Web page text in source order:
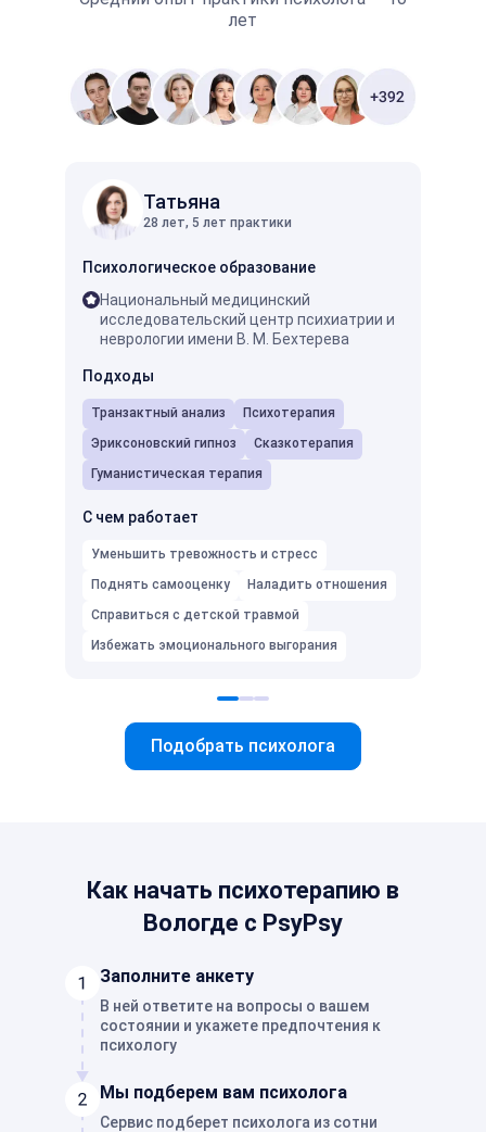
лет
Татьяна
28 лет, 5 лет практики
Психологическое образование
Национальный медицинский
исследовательский центр психиатрии и
неврологии имени В. М. Бехтерева
Подходы
Транзактный анализ
Психотерапия
Эриксоновский гипноз
Сказкотерапия
Гуманистическая терапия
С чем работает
Уменьшить тревожность и стресс
Поднять самооценку
Наладить отношения
Справиться с детской травмой
Избежать эмоционального выгорания
Подобрать психолога
Как начать психотерапию в
Вологде с PsyPsy
Заполните анкету
В ней ответите на вопросы о вашем
состоянии и укажете предпочтения к
психологу
Мы подберем вам психолога
Сервис подберет психолога из сотни